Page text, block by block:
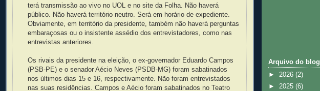
terá transmissão ao vivo no UOL e no site da Folha. Não haverá
público. Não haverá território neutro. Será em horário de expediente.
Obviamente, em território da presidente, também não haverá perguntas
embaraçosas ou o insistente assédio dos entrevistadores, como nas
entrevistas anteriores.
Os rivais da presidente na eleição, o ex-governador Eduardo Campos
(PSB-PE) e o senador Aécio Neves (PSDB-MG) foram sabatinados
nos últimos dias 15 e 16, respectivamente. Não foram entrevistados
nas suas residências. Campos e Aécio foram sabatinados no Teatro
Arquivo do blog
► 2026 (2)
► 2025 (6)